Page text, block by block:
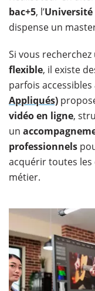
bac+5, l’Université
dispense un
Si vous recherchez
flexible, il existe
parfois accessibles
Appliqués)
vidéo en ligne,
un
professionnels
acquérir toutes les
métier.